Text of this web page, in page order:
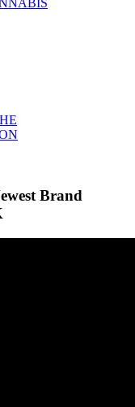
Brand